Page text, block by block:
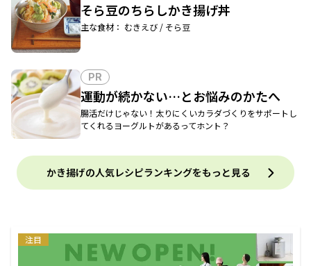
そら豆のちらしかき揚げ丼
主な食材： むきえび / そら豆
PR
運動が続かない…とお悩みのかたへ
腸活だけじゃない！太りにくいカラダづくりをサポートし
てくれるヨーグルトがあるってホント？
かき揚げの人気レシピランキングをもっと見る
注目